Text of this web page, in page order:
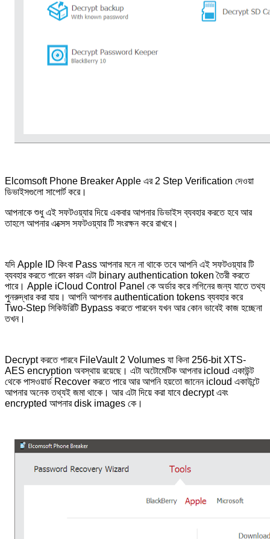
Elcomsoft Phone Breaker Apple এর 2 Step Verification দেওয়া
ডিভাইসগুলো সাপোর্ট করে।
আপনাকে শুধু এই সফটওয়্যার দিয়ে একবার আপনার ডিভাইস ব্যবহার করতে হবে আর
তাহলে আপনার এক্সেস সফটওয়্যার টি সংরক্ষন করে রাখবে।
যদি Apple ID কিংবা Pass আপনার মনে না থাকে তবে আপনি এই সফটওয়্যার টি
ব্যবহার করতে পারেন কারন এটা binary authentication token তৈরী করতে
পারে। Apple iCloud Control Panel কে অর্ডার করে লগিনের জন্য যাতে তথ্য
পুনরুদ্ধার করা যায়। আপনি আপনার authentication tokens ব্যবহার করে
Two-Step সিকিউরিটি Bypass করতে পারবেন যখন আর কোন ভাবেই কাজ হচ্ছেনা
তখন।
Decrypt করতে পারবে FileVault 2 Volumes যা কিনা 256-bit XTS-
AES encryption অবস্থায় রয়েছে। এটা অটোমেটিক আপনার icloud একাউন্ট
থেকে পাসওয়ার্ড Recover করতে পারে আর আপনি হয়তো জানেন icloud একাউন্টে
আপনার অনেক তথ্যই জমা থাকে। আর এটা দিয়ে করা যাবে decrypt এবং
encrypted আপনার disk images কে।